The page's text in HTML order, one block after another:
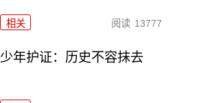
相关 阅读 13777
少年护证：历史不容抹去